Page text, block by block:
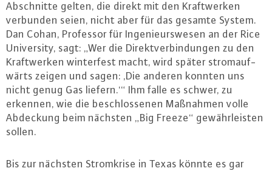
Ab­schnit­te gelten, die direkt mit den Kraft­wer­ken
verbunden seien, nicht aber für das gesamte System.
Dan Cohan, Professor für In­ge­nieurs­we­sen an der Rice
Uni­ver­si­ty, sagt: „Wer die Di­rekt­ver­bin­dun­gen zu den
Kraft­wer­ken win­ter­fest macht, wird später strom­auf­
wärts zeigen und sagen: ‚Die anderen konnten uns
nicht genug Gas liefern.‘“ Ihm falle es schwer, zu
erkennen, wie die be­schlos­se­nen Maßnahmen volle
Abdeckung beim nächsten „Big Freeze“ ge­währ­leis­ten
sollen.
Bis zur nächsten Strom­kri­se in Texas könnte es gar